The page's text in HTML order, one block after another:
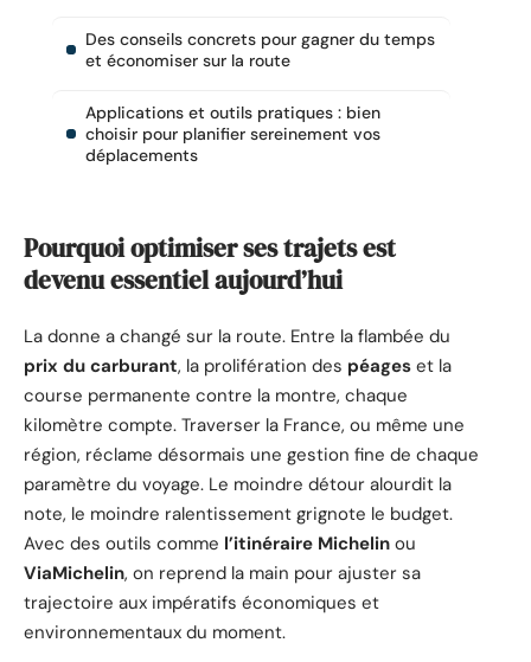
Des conseils concrets pour gagner du temps
et économiser sur la route
Applications et outils pratiques : bien
choisir pour planifier sereinement vos
déplacements
Pourquoi optimiser ses trajets est
devenu essentiel aujourd’hui
La donne a changé sur la route. Entre la flambée du
prix du carburant, la prolifération des péages et la
course permanente contre la montre, chaque
kilomètre compte. Traverser la France, ou même une
région, réclame désormais une gestion fine de chaque
paramètre du voyage. Le moindre détour alourdit la
note, le moindre ralentissement grignote le budget.
Avec des outils comme l’itinéraire Michelin ou
ViaMichelin, on reprend la main pour ajuster sa
trajectoire aux impératifs économiques et
environnementaux du moment.